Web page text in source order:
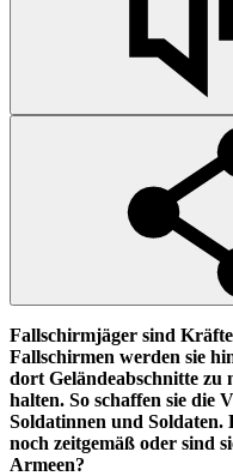
Fallschirmjäger sind
Fallschirmen werden sie
dort Geländeabschnitte zu
halten. So schaffen sie die
Soldatinnen und
noch zeitgemäß oder sind
Armeen?